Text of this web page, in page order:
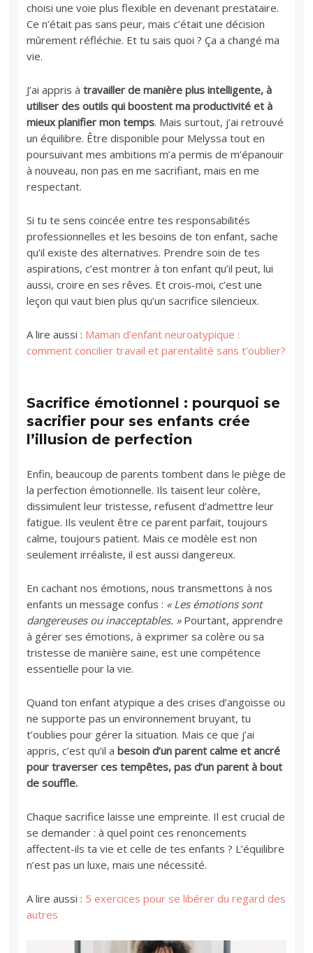
choisi une voie plus flexible en devenant prestataire.
Ce n’était pas sans peur, mais c’était une décision
mûrement réfléchie. Et tu sais quoi ? Ça a changé ma
vie.
J’ai appris àtravailler de manière plus intelligente, à
utiliser des outils qui boostent ma productivité et à
mieux planifier mon temps. Mais surtout, j’ai retrouvé
un équilibre. Être disponible pour Melyssa tout en
poursuivant mes ambitions m’a permis de m’épanouir
à nouveau, non pas en me sacrifiant, mais en me
respectant.
Si tu te sens coincée entre tes responsabilités
professionnelles et les besoins de ton enfant, sache
qu’il existe des alternatives. Prendre soin de tes
aspirations, c’est montrer à ton enfant qu’il peut, lui
aussi, croire en ses rêves. Et crois-moi, c’est une
leçon qui vaut bien plus qu’un sacrifice silencieux.
A lire aussi : Maman d’enfant neuroatypique :
comment concilier travail et parentalité sans t’oublier?
Sacrifice émotionnel : pourquoi se
sacrifier pour ses enfants crée
l’illusion de perfection
Enfin, beaucoup de parents tombent dans le piège de
la perfection émotionnelle. Ils taisent leur colère,
dissimulent leur tristesse, refusent d’admettre leur
fatigue. Ils veulent être ce parent parfait, toujours
calme, toujours patient. Mais ce modèle est non
seulement irréaliste, il est aussi dangereux.
En cachant nos émotions, nous transmettons à nos
enfants un message confus : « Les émotions sont
dangereuses ou inacceptables. »Pourtant, apprendre
à gérer ses émotions, à exprimer sa colère ou sa
tristesse de manière saine, est une compétence
essentielle pour la vie.
Quand ton enfant atypique a des crises d’angoisse ou
ne supporte pas un environnement bruyant, tu
t’oublies pour gérer la situation. Mais ce que j’ai
appris, c’est qu’il abesoin d’un parent calme et ancré
pour traverser ces tempêtes, pas d’un parent à bout
de souffle.
Chaque sacrifice laisse une empreinte. Il est crucial de
se demander : à quel point ces renoncements
affectent-ils ta vie et celle de tes enfants ? L’équilibre
n’est pas un luxe, mais une nécessité.
A lire aussi : 5 exercices pour se libérer du regard des
autres